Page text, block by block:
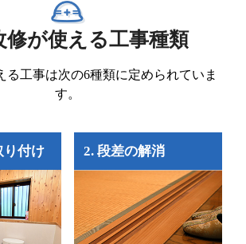
修が使える工事種類
る工事は次の6種類に定められていま
す。
り付け 2. 段差の解消